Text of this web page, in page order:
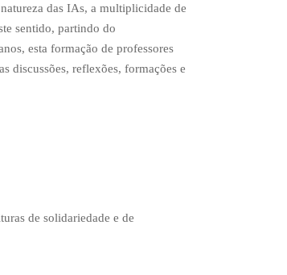
das IAs, a multiplicidade de
sentido, partindo do
esta formação de professores
discussões, reflexões, formações e
de solidariedade e de